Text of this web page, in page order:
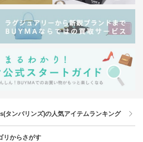
タンバリンズ)の人気アイテムランキング
リからさがす